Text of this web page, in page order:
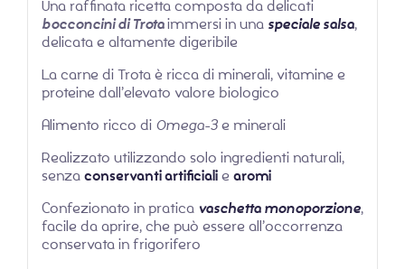
Una raffinata ricetta composta da delicati
bocconcini di Trotaimmersi in una speciale salsa,
delicata e altamente digeribile
La carne di Trota è ricca di minerali, vitamine e
proteine dall’elevato valore biologico
Alimento ricco di Omega-3e minerali
Realizzato utilizzando solo ingredienti naturali,
senzaconservanti artificialie aromi
Confezionato in pratica vaschettamonoporzione,
facile da aprire, che può essere all’occorrenza
conservata in frigorifero